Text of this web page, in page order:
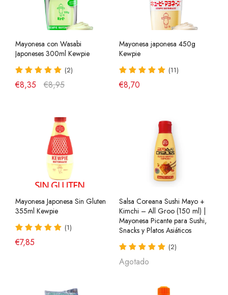
Mayonesa con Wasabi
Japoneses 300ml Kewpie
(2)
€8,35 €8,95
Mayonesa japonesa 450g
Kewpie
(11)
€8,70
Mayonesa Japonesa Sin Gluten
355ml Kewpie
(1)
€7,85
Salsa Coreana Sushi Mayo +
Kimchi – All Groo (150 ml) |
Mayonesa Picante para Sushi,
Snacks y Platos Asiáticos
(2)
Agotado